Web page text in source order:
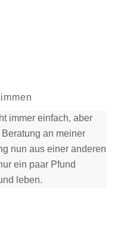
immer einfach, aber
an meiner
nun aus einer anderen
ein paar Pfund
leben.